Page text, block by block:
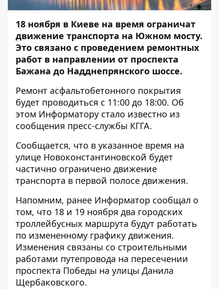
18 ноября в Киеве на время ограничат
движение транспорта на Южном мосту.
Это связано с проведением ремонтных
работ в направлении от проспекта
Бажана до Надднепрянского шоссе.
Ремонт асфальтобетонного покрытия
будет проводиться с 11:00 до 18:00. Об
этом Информатору стало известно из
сообщения пресс-службы КГГА.
Сообщается, что в указанное время на
улице Новоконстантиновской будет
частично ограничено движение
транспорта в первой полосе движения.
Напомним, ранее Информатор сообщал о
том, что 18 и 19 ноября два городских
троллейбусных маршрута будут работать
по измененному графику движения.
Изменения связаны со строительными
работами путепровода на пересечении
проспекта Победы на улицы Данила
Щербаковского.